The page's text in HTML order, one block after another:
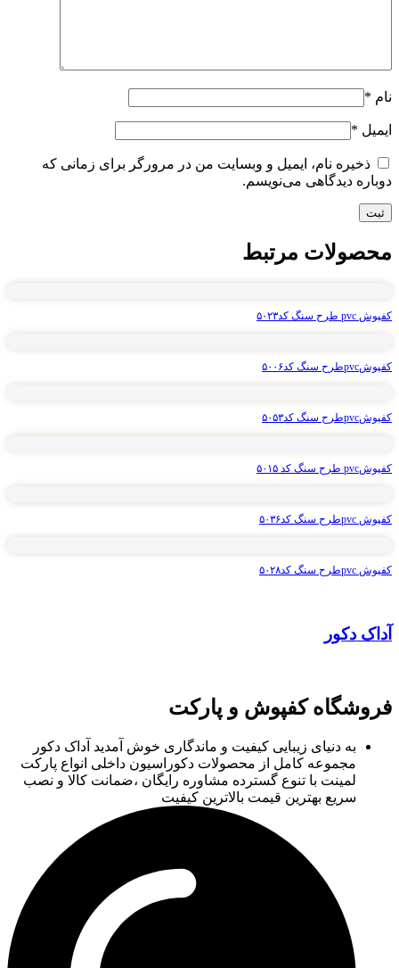
نام *
ایمیل *
ذخیره نام، ایمیل و وبسایت من در مرورگر برای زمانی که
دوباره دیدگاهی می‌نویسم.
محصولات مرتبط
کفپوش pvc طرح سنگ کد۵۰۲۳
کفپوشpvcطرح سنگ کد۵۰۰۶
کفپوشpvcطرح سنگ کد۵۰۵۳
کفپوشpvc طرح سنگ کد ۵۰۱۵
کفپوش pvcطرح سنگ کد۵۰۳۶
کفپوش pvcطرح سنگ کد۵۰۲۸
آداک دکور
فروشگاه کفپوش و پارکت
به دنیای زیبایی کیفیت و ماندگاری خوش آمدید آداک دکور
مجموعه کامل از محصولات دکوراسیون داخلی انواع پارکت
لمینت با تنوع گسترده مشاوره رایگان ،ضمانت کالا و نصب
سریع بهترین قیمت بالاترین کیفیت